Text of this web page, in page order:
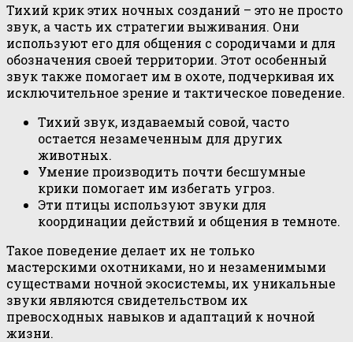
Тихий крик этих ночных созданий – это не просто
звук, а часть их стратегии выживания. Они
используют его для общения с сородичами и для
обозначения своей территории. Этот особенный
звук также помогает им в охоте, подчеркивая их
исключительное зрение и тактическое поведение.
Тихий звук, издаваемый совой, часто
остается незамеченным для других
животных.
Умение производить почти бесшумные
крики помогает им избегать угроз.
Эти птицы используют звуки для
координации действий и общения в темноте.
Такое поведение делает их не только
мастерскими охотниками, но и незаменимыми
существами ночной экосистемы, их уникальные
звуки являются свидетельством их
превосходных навыков и адаптаций к ночной
жизни.